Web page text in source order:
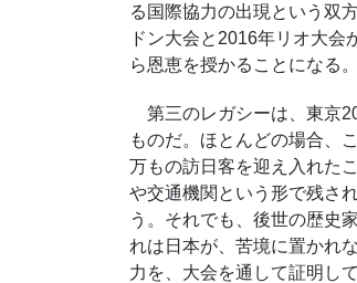
る国際協力の出現という双
ドン大会と2016年リオ大
ら恩恵を授かることになる。
第三のレガシーは、東京
ものだ。ほとんどの場合、
万もの訪日客を迎え入れた
や交通機関という形で残さ
う。それでも、後世の歴史
れは日本が、苦境に置かれ
力を、大会を通して証明し